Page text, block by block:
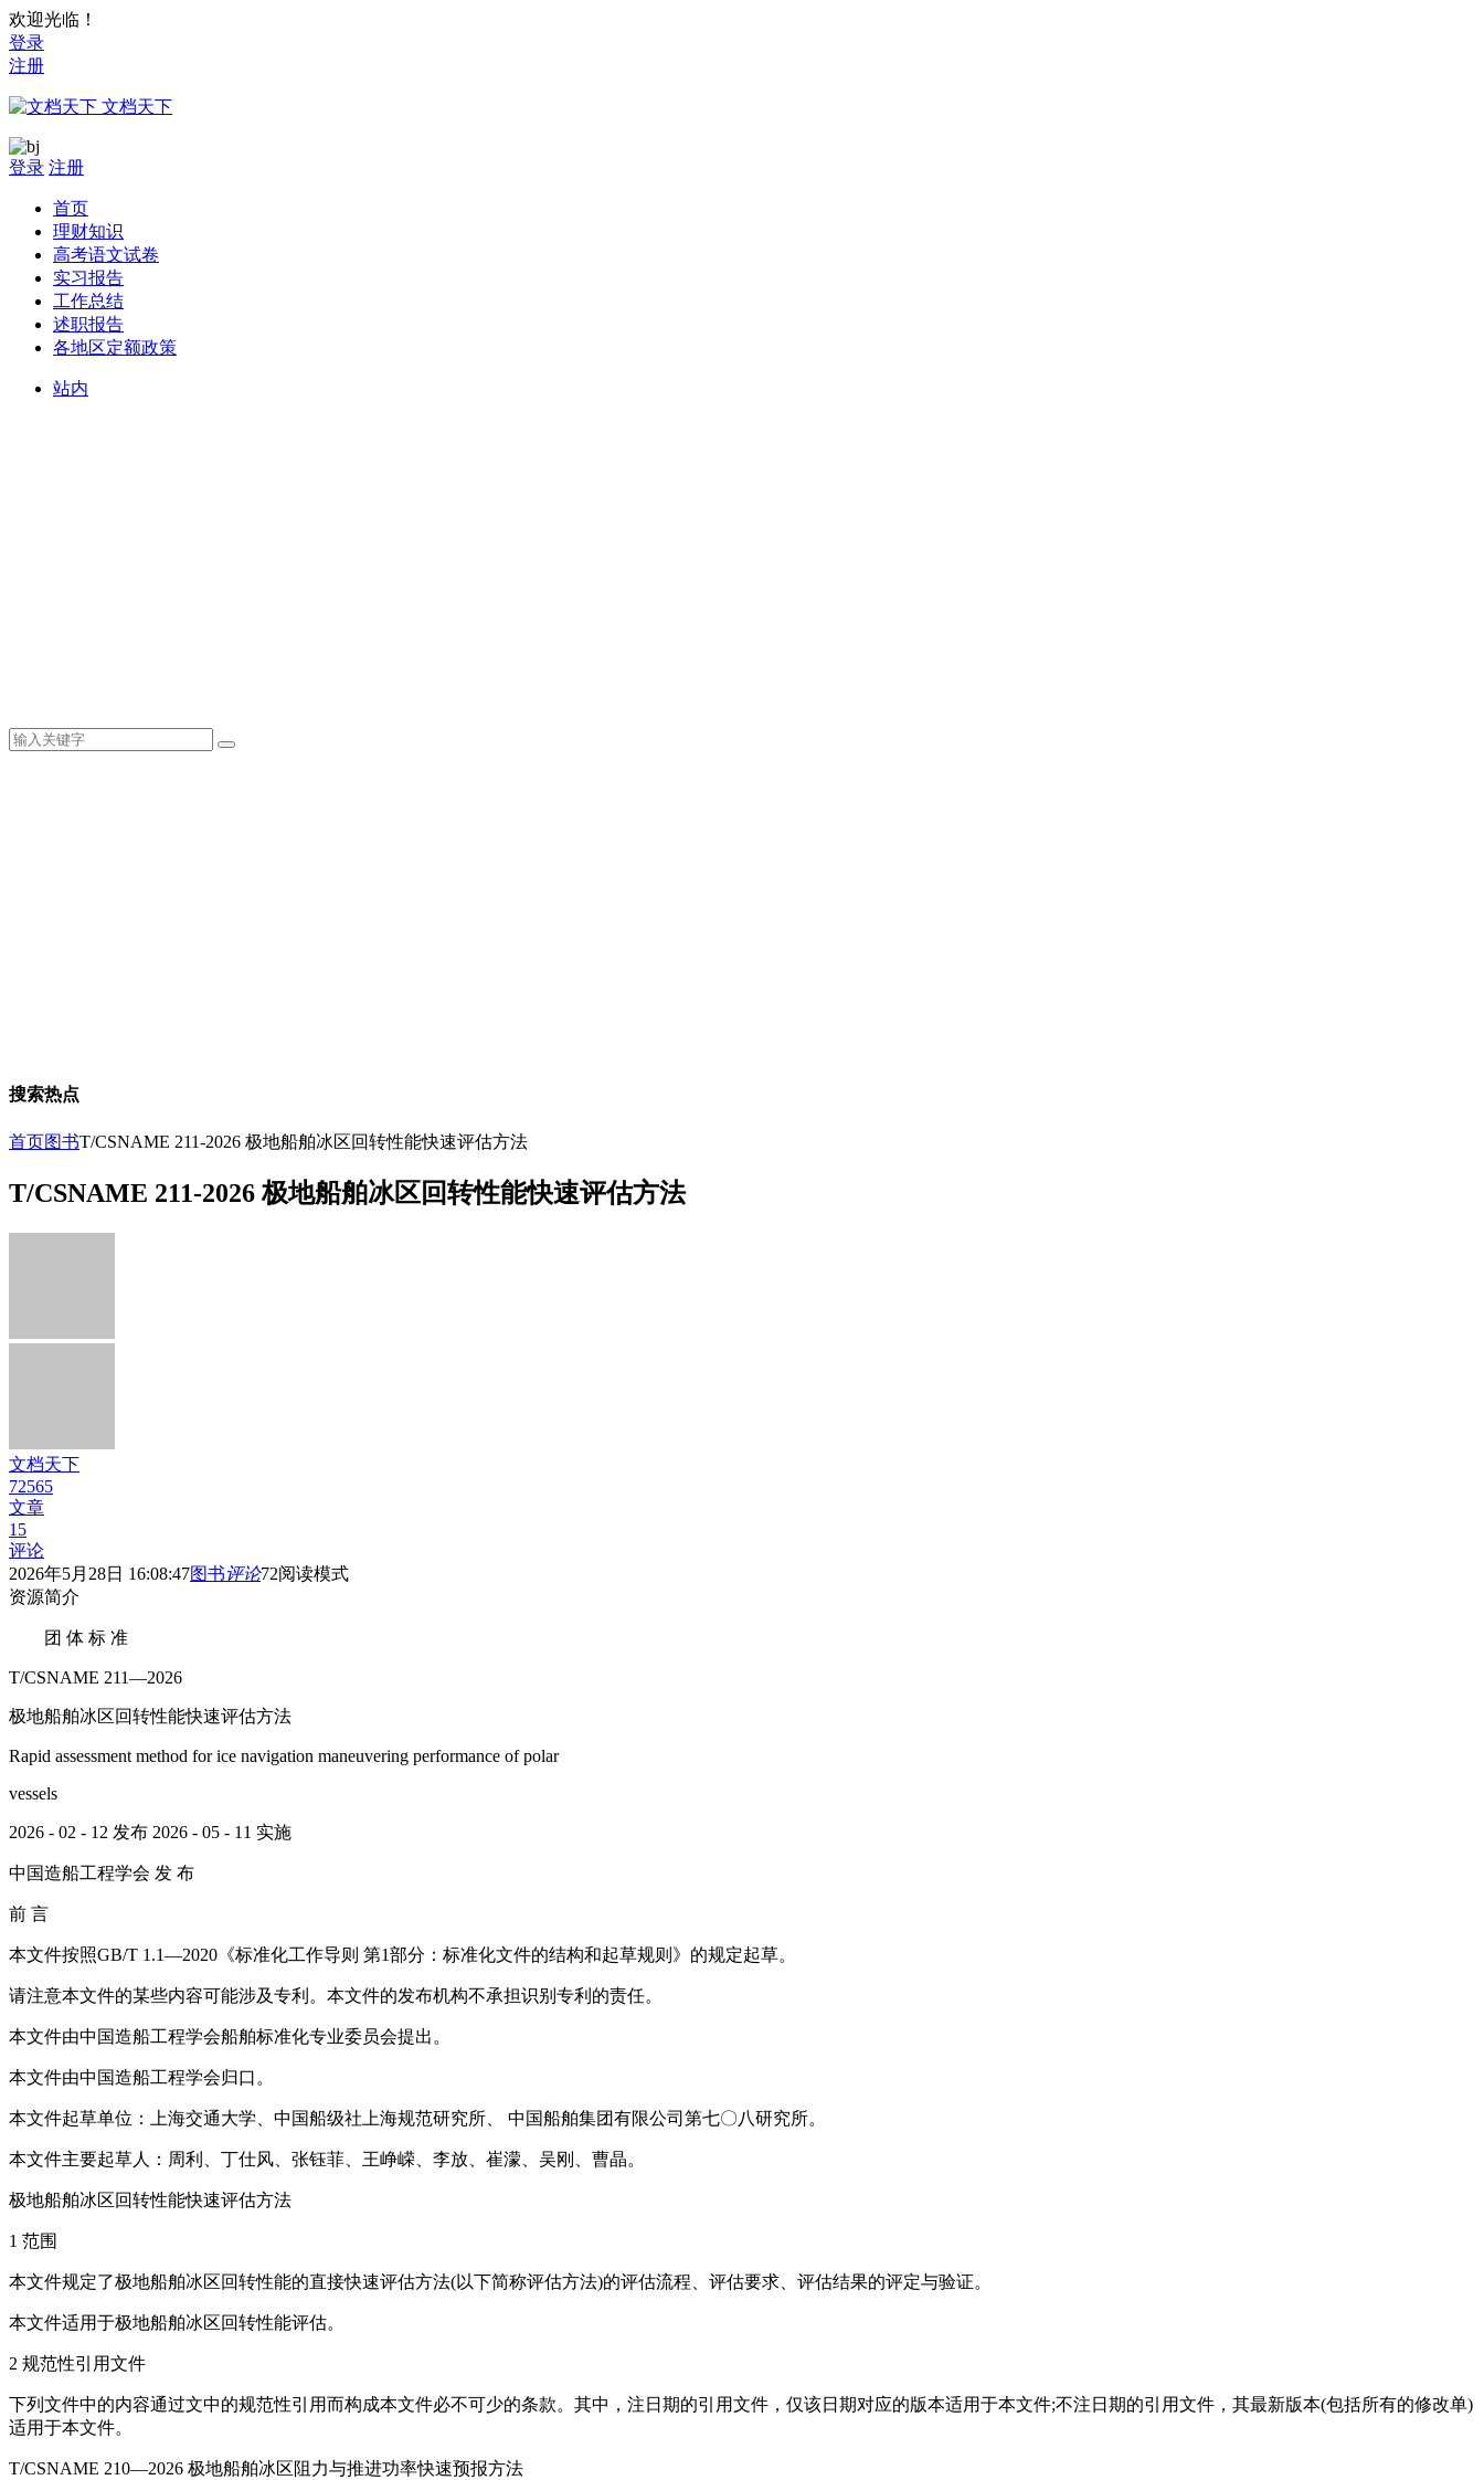
欢迎光临！
登录
注册
文档天下
登录 注册
首页
理财知识
高考语文试卷
实习报告
工作总结
述职报告
各地区定额政策
站内
搜索热点
首页图书T/CSNAME 211-2026 极地船舶冰区回转性能快速评估方法
T/CSNAME 211-2026 极地船舶冰区回转性能快速评估方法
文档天下
72565
文章
15
评论
2026年5月28日 16:08:47图书评论72阅读模式
资源简介
团 体 标 准
T/CSNAME 211—2026
极地船舶冰区回转性能快速评估方法
Rapid assessment method for ice navigation maneuvering performance of polar
vessels
2026 - 02 - 12 发布 2026 - 05 - 11 实施
中国造船工程学会 发 布
前 言
本文件按照GB/T 1.1—2020《标准化工作导则 第1部分：标准化文件的结构和起草规则》的规定起草。
请注意本文件的某些内容可能涉及专利。本文件的发布机构不承担识别专利的责任。
本文件由中国造船工程学会船舶标准化专业委员会提出。
本文件由中国造船工程学会归口。
本文件起草单位：上海交通大学、中国船级社上海规范研究所、 中国船舶集团有限公司第七〇八研究所。
本文件主要起草人：周利、丁仕风、张钰菲、王峥嵘、李放、崔濛、吴刚、曹晶。
极地船舶冰区回转性能快速评估方法
1 范围
本文件规定了极地船舶冰区回转性能的直接快速评估方法(以下简称评估方法)的评估流程、评估要求、评估结果的评定与验证。
本文件适用于极地船舶冰区回转性能评估。
2 规范性引用文件
下列文件中的内容通过文中的规范性引用而构成本文件必不可少的条款。其中，注日期的引用文件，仅该日期对应的版本适用于本文件;不注日期的引用文件，其最新版本(包括所有的修改单)
适用于本文件。
T/CSNAME 210—2026 极地船舶冰区阻力与推进功率快速预报方法